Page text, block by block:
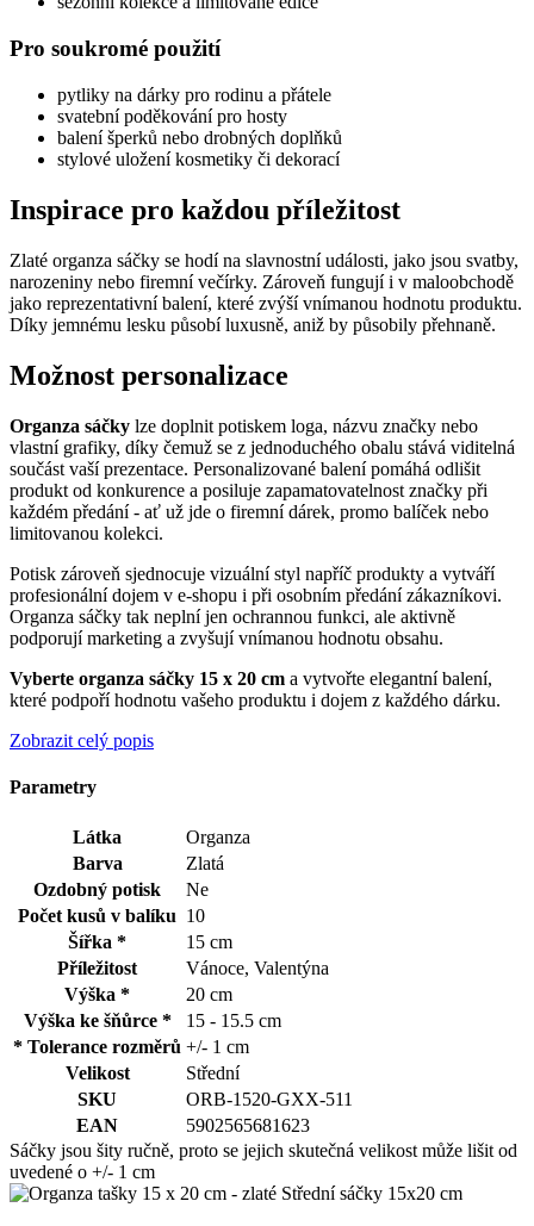
Pro soukromé použití
pytliky na dárky pro rodinu a přátele
svatební poděkování pro hosty
balení šperků nebo drobných doplňků
stylové uložení kosmetiky či dekorací
Inspirace pro každou příležitost
Zlaté organza sáčky se hodí na slavnostní události, jako jsou svatby,
narozeniny nebo firemní večírky. Zároveň fungují i v maloobchodě
jako reprezentativní balení, které zvýší vnímanou hodnotu produktu.
Díky jemnému lesku působí luxusně, aniž by působily přehnaně.
Možnost personalizace
Organza sáčky lze doplnit potiskem loga, názvu značky nebo
vlastní grafiky, díky čemuž se z jednoduchého obalu stává viditelná
součást vaší prezentace. Personalizované balení pomáhá odlišit
produkt od konkurence a posiluje zapamatovatelnost značky při
každém předání - ať už jde o firemní dárek, promo balíček nebo
limitovanou kolekci.
Potisk zároveň sjednocuje vizuální styl napříč produkty a vytváří
profesionální dojem v e-shopu i při osobním předání zákazníkovi.
Organza sáčky tak neplní jen ochrannou funkci, ale aktivně
podporují marketing a zvyšují vnímanou hodnotu obsahu.
Vyberte organza sáčky 15 x 20 cm a vytvořte elegantní balení,
které podpoří hodnotu vašeho produktu i dojem z každého dárku.
Zobrazit celý popis
Parametry
Látka
Organza
Barva
Zlatá
Ozdobný potisk
Ne
Počet kusů v balíku 10
Šířka *
15 cm
Příležitost
Vánoce, Valentýna
Výška *
20 cm
Výška ke šňůrce *
15 - 15.5 cm
* Tolerance rozměrů +/- 1 cm
Velikost
Střední
SKU
ORB-1520-GXX-511
EAN
5902565681623
Sáčky jsou šity ručně, proto se jejich skutečná velikost může lišit od
uvedené o +/- 1 cm